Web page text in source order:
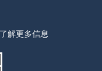
解更多信息